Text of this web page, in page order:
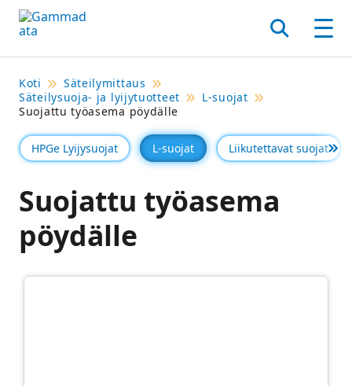
Siirry
pääsisältöönt
Hae
Koti
Säteilymittaus
Säteilysuoja- ja lyijytuotteet
L-suojat
Suojattu työasema pöydälle
HPGe Lyijysuojat L-suojat Liikutettavat suojat Se
Suojattu työasema
pöydälle